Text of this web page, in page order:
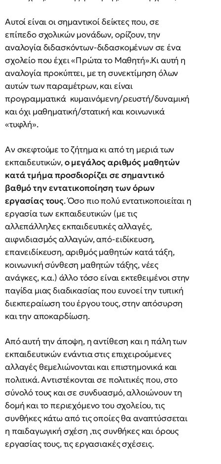
Αυτοί είναι οι σημαντικοί δείκτες που, σε
επίπεδο σχολικών μονάδων, ορίζουν, την
αναλογία διδασκόντων-διδασκομένων σε ένα
σχολείο που έχει «Πρώτα το Μαθητή».Κι αυτή η
αναλογία προκύπτει, με τη συνεκτίμηση όλων
αυτών των παραμέτρων, και είναι
προγραμματικά κυμαινόμενη/ρευστή/δυναμική
και όχι μαθηματική/στατική και κοινωνικά
«τυφλή».
Αν σκεφτούμε το ζήτημα κι από τη μεριά των
εκπαιδευτικών,ο μεγάλος αριθμός μαθητών
κατά τμήμα προσδιορίζει σε σημαντικό
βαθμό την εντατικοποίηση των όρων
εργασίας τους. Όσο πιο πολύ εντατικοποιείται η
εργασία των εκπαιδευτικών (με τις
αλλεπάλληλες εκπαιδευτικές αλλαγές,
αιφνιδιασμός αλλαγών, από-ειδίκευση,
επανειδίκευση, αριθμός μαθητών κατά τάξη,
κοινωνική σύνθεση μαθητών τάξης, νέες
ανάγκες, κ.α.) άλλο τόσο είναι εκτεθειμένοι στην
παγίδα μιας διαδικασίας που ευνοεί την τυπική
διεκπεραίωση του έργου τους, στην απόσυρση
και την αποκαρδίωση.
Από αυτή την άποψη, η αντίθεση και η πάλη των
εκπαιδευτικών ενάντια στις επιχειρούμενες
αλλαγές θεμελιώνονται και επιστημονικά και
πολιτικά. Αντιστέκονται σε πολιτικές που, στο
σύνολό τους και σε συνδυασμό, αλλοιώνουν τη
δομή και το περιεχόμενο του σχολείου, τις
συνθήκες κάτω από τις οποίες θα αναπτύσσεται
η παιδαγωγική σχέση ,τις συνθήκες και όρους
εργασίας τους, τις εργασιακές σχέσεις.